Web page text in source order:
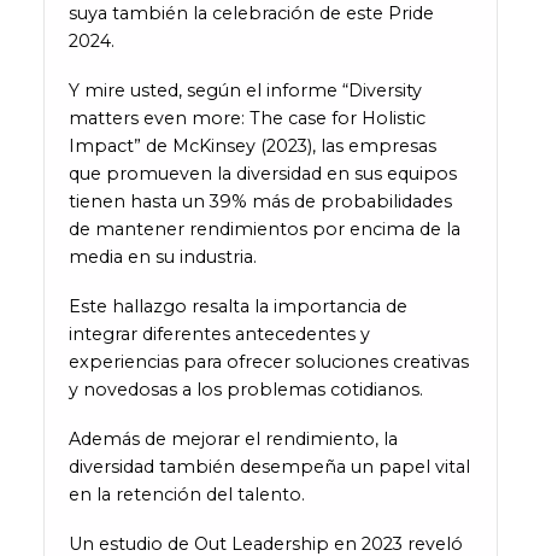
suya también la celebración de este Pride
2024.
Y mire usted, según el informe “Diversity
matters even more: The case for Holistic
Impact” de McKinsey (2023), las empresas
que promueven la diversidad en sus equipos
tienen hasta un 39% más de probabilidades
de mantener rendimientos por encima de la
media en su industria.
Este hallazgo resalta la importancia de
integrar diferentes antecedentes y
experiencias para ofrecer soluciones creativas
y novedosas a los problemas cotidianos.
Además de mejorar el rendimiento, la
diversidad también desempeña un papel vital
en la retención del talento.
Un estudio de Out Leadership en 2023 reveló